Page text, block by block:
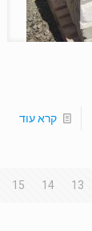
קרא עוד
13
14
15